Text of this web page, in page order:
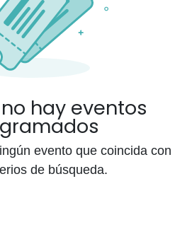
hay eventos
evento que coincida con
de búsqueda.